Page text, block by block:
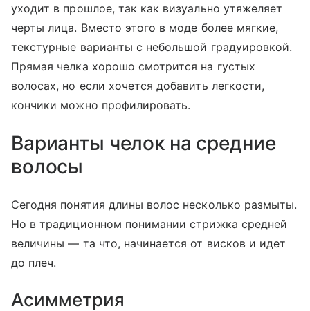
уходит в прошлое, так как визуально утяжеляет
черты лица. Вместо этого в моде более мягкие,
текстурные варианты с небольшой градуировкой.
Прямая челка хорошо смотрится на густых
волосах, но если хочется добавить легкости,
кончики можно профилировать.
Варианты челок на средние
волосы
Сегодня понятия длины волос несколько размыты.
Но в традиционном понимании стрижка средней
величины — та что, начинается от висков и идет
до плеч.
Асимметрия